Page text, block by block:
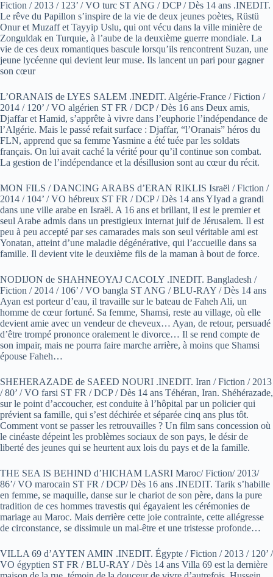
Fiction / 2013 / 123’ / VO turc ST ANG / DCP / Dès 14 ans .INEDIT.
Le rêve du Papillon s’inspire de la vie de deux jeunes poètes, Rüstü
Onur et Muzaff et Tayyip Uslu, qui ont vécu dans la ville minière de
Zonguldak en Turquie, à l’aube de la deuxième guerre mondiale. La
vie de ces deux romantiques bascule lorsqu’ils rencontrent Suzan, une
jeune lycéenne qui devient leur muse. Ils lancent un pari pour gagner
son cœur
L’ORANAIS de LYES SALEM .INEDIT. Algérie-France / Fiction /
2014 / 120’ / VO algérien ST FR / DCP / Dès 16 ans Deux amis,
Djaffar et Hamid, s’apprête à vivre dans l’euphorie l’indépendance de
l’Algérie. Mais le passé refait surface : Djaffar, “l’Oranais” héros du
FLN, apprend que sa femme Yasmine a été tuée par les soldats
français. On lui avait caché la vérité pour qu’il continue son combat.
La gestion de l’indépendance et la désillusion sont au cœur du récit.
MON FILS / DANCING ARABS d’ERAN RIKLIS Israël / Fiction /
2014 / 104’ / VO hébreux ST FR / DCP / Dès 14 ans YIyad a grandi
dans une ville arabe en Israël. A 16 ans et brillant, il est le premier et
seul Arabe admis dans un prestigieux internat juif de Jérusalem. Il est
peu à peu accepté par ses camarades mais son seul véritable ami est
Yonatan, atteint d’une maladie dégénérative, qui l’accueille dans sa
famille. Il devient vite le deuxième fils de la maman à bout de force.
NODIJON de SHAHNEOYAJ CACOLY .INEDIT. Bangladesh /
Fiction / 2014 / 106’ / VO bangla ST ANG / BLU-RAY / Dès 14 ans
Ayan est porteur d’eau, il travaille sur le bateau de Faheh Ali, un
homme de cœur fortuné. Sa femme, Shamsi, reste au village, où elle
devient amie avec un vendeur de cheveux… Ayan, de retour, persuadé
d’être trompé prononce oralement le divorce… Il se rend compte de
son impair, mais ne pourra faire marche arrière, à moins que Shamsi
épouse Faheh…
SHEHERAZADE de SAEED NOURI .INEDIT. Iran / Fiction / 2013
/ 80’ / VO farsi ST FR / DCP / Dès 14 ans Téhéran, Iran. Shéhérazade,
sur le point d’accoucher, est conduite à l’hôpital par un policier qui
prévient sa famille, qui s’est déchirée et séparée cinq ans plus tôt.
Comment vont se passer les retrouvailles ? Un film sans concession où
le cinéaste dépeint les problèmes sociaux de son pays, le désir de
liberté des jeunes qui se heurtent aux lois du pays et de la famille.
THE SEA IS BEHIND d’HICHAM LASRI Maroc/ Fiction/ 2013/
86’/ VO marocain ST FR / DCP/ Dès 16 ans .INEDIT. Tarik s’habille
en femme, se maquille, danse sur le chariot de son père, dans la pure
tradition de ces hommes travestis qui égayaient les cérémonies de
mariage au Maroc. Mais derrière cette joie contrainte, cette allégresse
de circonstance, se dissimule un mal-être et une tristesse profonde…
VILLA 69 d’AYTEN AMIN .INEDIT. Égypte / Fiction / 2013 / 120’ /
VO égyptien ST FR / BLU-RAY / Dès 14 ans Villa 69 est la dernière